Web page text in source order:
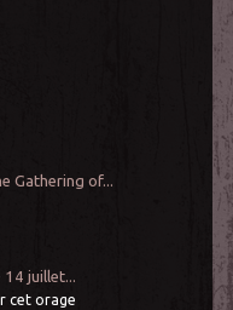
Gathering of...
juillet...
cet orage